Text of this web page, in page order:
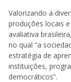
Valorizando a
produções locais
avaliativa
no qual “a
estratégia de
instituições,
democráticos”.